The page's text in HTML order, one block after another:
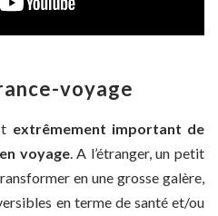
voyage
extrêmement important de
voyage. A l’étranger, un petit
en une grosse galère,
en terme de santé et/ou